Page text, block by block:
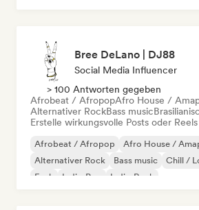
Bree DeLano | DJ88
Social Media Influencer
> 100 Antworten gegeben
Afrobeat / AfropopAfro House /
Alternativer RockBass music
Erstelle wirkungsvolle Posts oder
Afrobeat / Afropop
Afro House /
Alternativer Rock
Bass music
Chill /
Funk
Indie-Pop Indie-Rock